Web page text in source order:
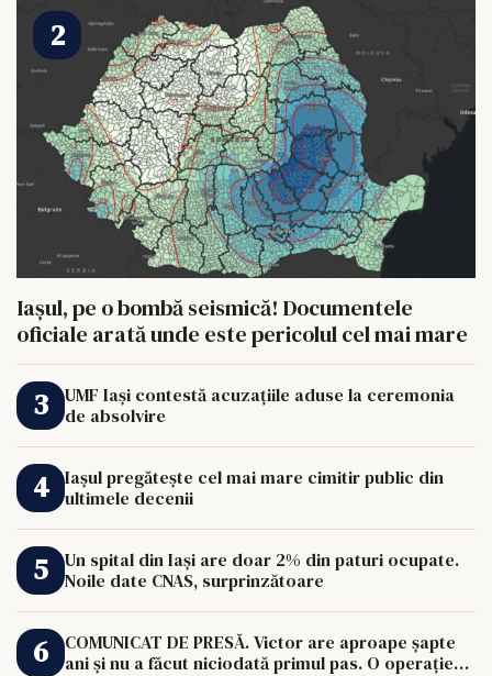
Iașul, pe o bombă seismică! Documentele
oficiale arată unde este pericolul cel mai mare
UMF Iași contestă acuzațiile aduse la ceremonia
de absolvire
Iașul pregătește cel mai mare cimitir public din
ultimele decenii
Un spital din Iași are doar 2% din paturi ocupate.
Noile date CNAS, surprinzătoare
COMUNICAT DE PRESĂ. Victor are aproape șapte
ani și nu a făcut niciodată primul pas. O operație